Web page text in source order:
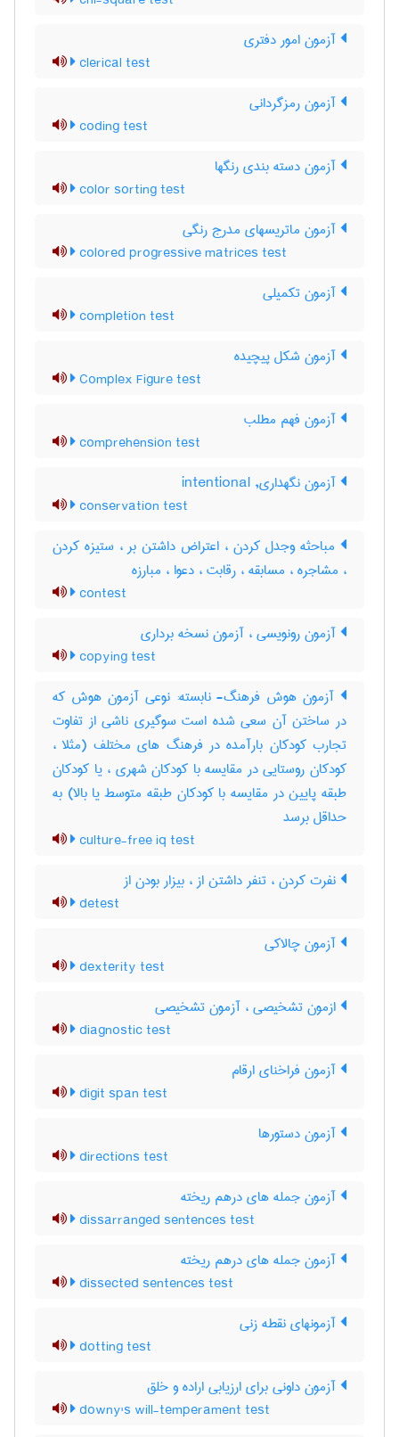
آزمون امور دفتری
clerical test
آزمون رمزگردانی
coding test
آزمون دسته بندی رنگها
color sorting test
آزمون ماتریسهای مدرج رنگی
colored progressive matrices test
آزمون تکمیلی
completion test
آزمون شكل پيچيده
Complex Figure test
آزمون فهم مطلب
comprehension test
آزمون نگهداری, intentional
conservation test
مباحثه وجدل کردن ، اعتراض داشتن بر ، ستیزه کردن
، مشاجره ، مسابقه ، رقابت ، دعوا ، مبارزه
contest
آزمون رونویسی ، آزمون نسخه برداری
copying test
آزمون هوش فرهنگ- نابسته: نوعی آزمون هوش که
در ساختن آن سعی شده است سوگیری ناشی از تفاوت
تجارب کودکان بارآمده در فرهنگ های مختلف (مثلا ،
کودکان روستایی در مقایسه با کودکان شهری ، یا کودکان
طبقه پایین در مقایسه با کودکان طبقه متوسط یا بالا) به
حداقل برسد
culture-free iq test
نفرت کردن ، تنفر داشتن از ، بیزار بودن از
detest
آزمون چالاکی
dexterity test
ازمون تشخیصی ، آزمون تشخیصی
diagnostic test
آزمون فراخنای ارقام
digit span test
آزمون دستورها
directions test
آزمون جمله های درهم ریخته
dissarranged sentences test
آزمون جمله های درهم ریخته
dissected sentences test
آزمونهای نقطه زنی
dotting test
آزمون داونی برای ارزیابی اراده و خلق
downy's will-temperament test